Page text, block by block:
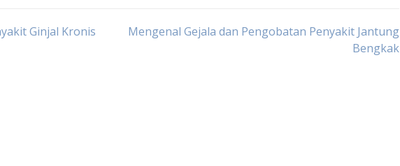
Ginjal Kronis
Mengenal Gejala dan Pengobatan Penyakit Jantung
Bengkak